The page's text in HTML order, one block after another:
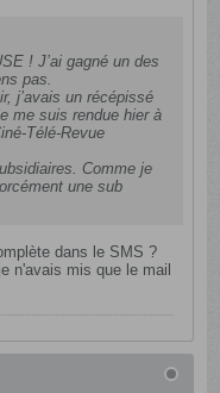
! J’ai gagné un des
pas.
j’avais un récépissé
me suis rendue hier à
Télé-Revue
Comme je
une sub
dans le SMS ?
n'avais mis que le mail